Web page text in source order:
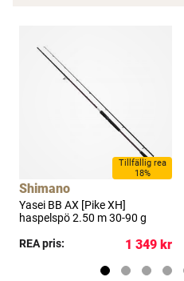
Tillfällig rea
18%
Shimano
Yasei BB AX [Pike XH]
haspelspö 2.50 m 30-90 g
REA pris:
1 349 kr